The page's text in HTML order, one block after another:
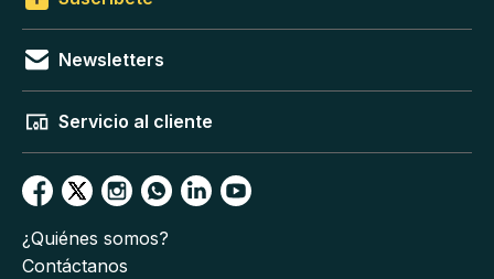
Newsletters
Servicio al cliente
¿Quiénes somos?
Contáctanos